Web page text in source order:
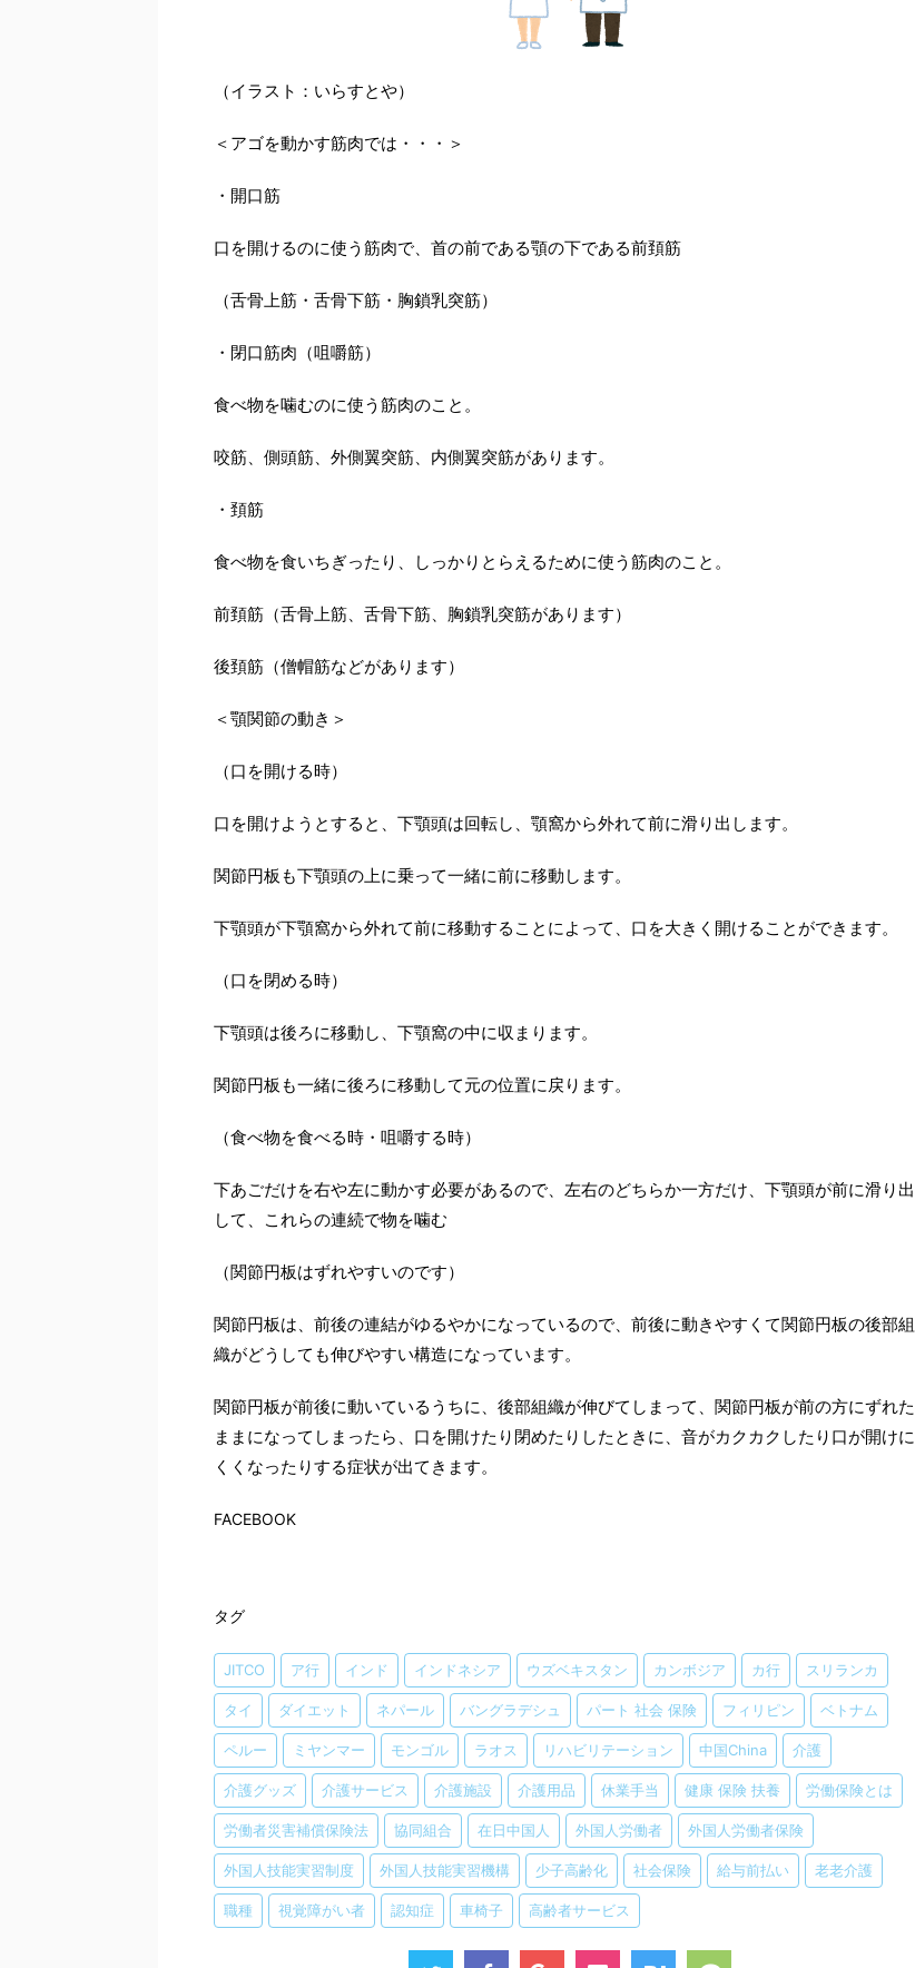
（イラスト：いらすとや）
＜アゴを動かす筋肉では・・・＞
・開口筋
口を開けるのに使う筋肉で、首の前である顎の下である前頚筋
（舌骨上筋・舌骨下筋・胸鎖乳突筋）
・閉口筋肉（咀嚼筋）
食べ物を噛むのに使う筋肉のこと。
咬筋、側頭筋、外側翼突筋、内側翼突筋があります。
・頚筋
食べ物を食いちぎったり、しっかりとらえるために使う筋肉のこと。
前頚筋（舌骨上筋、舌骨下筋、胸鎖乳突筋があります）
後頚筋（僧帽筋などがあります）
＜顎関節の動き＞
（口を開ける時）
口を開けようとすると、下顎頭は回転し、顎窩から外れて前に滑り出します。
関節円板も下顎頭の上に乗って一緒に前に移動します。
下顎頭が下顎窩から外れて前に移動することによって、口を大きく開けることができます。
（口を閉める時）
下顎頭は後ろに移動し、下顎窩の中に収まります。
関節円板も一緒に後ろに移動して元の位置に戻ります。
（食べ物を食べる時・咀嚼する時）
下あごだけを右や左に動かす必要があるので、左右のどちらか一方だけ、下顎頭が前に滑り出
して、これらの連続で物を噛む
（関節円板はずれやすいのです）
関節円板は、前後の連結がゆるやかになっているので、前後に動きやすくて関節円板の後部組
織がどうしても伸びやすい構造になっています。
関節円板が前後に動いているうちに、後部組織が伸びてしまって、関節円板が前の方にずれた
ままになってしまったら、口を開けたり閉めたりしたときに、音がカクカクしたり口が開けに
くくなったりする症状が出てきます。
FACEBOOK
タグ
JITCO ア行 インド インドネシア ウズベキスタン カンボジア カ行 スリランカ
タイ ダイエット ネパール バングラデシュ パート 社会 保険 フィリピン ベトナム
ペルー ミヤンマー モンゴル ラオス リハビリテーション 中国China 介護
介護グッズ 介護サービス 介護施設 介護用品 休業手当 健康 保険 扶養 労働保険とは
労働者災害補償保険法 協同組合 在日中国人 外国人労働者 外国人労働者保険
外国人技能実習制度 外国人技能実習機構 少子高齢化 社会保険 給与前払い 老老介護
職種 視覚障がい者 認知症 車椅子 高齢者サービス